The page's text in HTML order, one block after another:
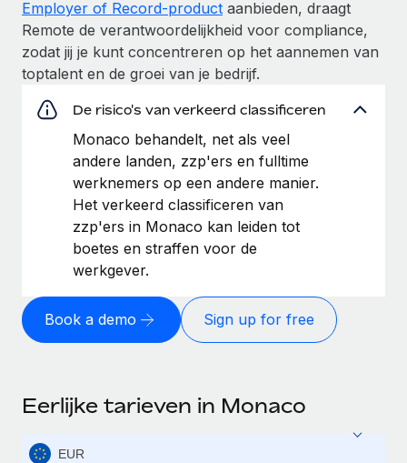
Employer of Record-product aanbieden, draagt
Remote de verantwoordelijkheid voor compliance,
zodat jij je kunt concentreren op het aannemen van
toptalent en de groei van je bedrijf.
De risico's van verkeerd classificeren
Monaco behandelt, net als veel
andere landen, zzp'ers en fulltime
werknemers op een andere manier.
Het verkeerd classificeren van
zzp'ers in Monaco kan leiden tot
boetes en straffen voor de
werkgever.
Book a demo Sign up for free
Eerlijke tarieven in Monaco
EUR